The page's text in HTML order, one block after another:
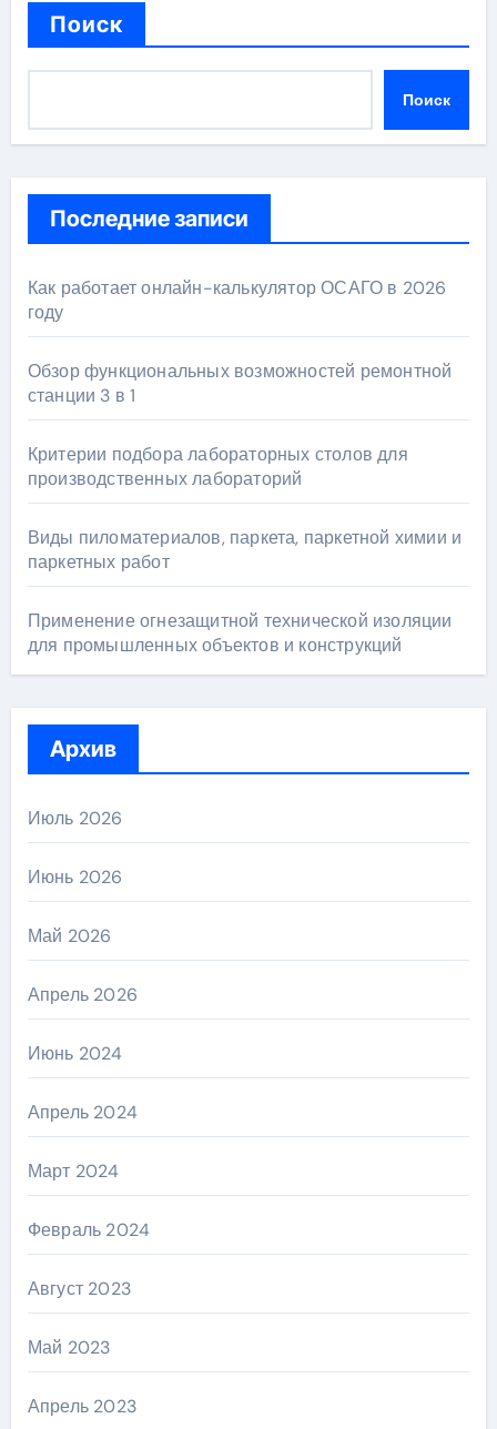
Поиск
Поиск
Последние записи
Как работает онлайн-калькулятор ОСАГО в 2026
году
Обзор функциональных возможностей ремонтной
станции 3 в 1
Критерии подбора лабораторных столов для
производственных лабораторий
Виды пиломатериалов, паркета, паркетной химии и
паркетных работ
Применение огнезащитной технической изоляции
для промышленных объектов и конструкций
Архив
Июль 2026
Июнь 2026
Май 2026
Апрель 2026
Июнь 2024
Апрель 2024
Март 2024
Февраль 2024
Август 2023
Май 2023
Апрель 2023